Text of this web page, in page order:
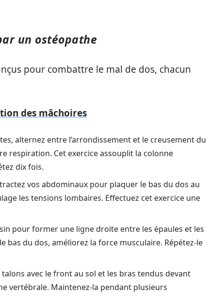
un ostéopathe
pour combattre le mal de dos, chacun
des mâchoires
alternez entre l’arrondissement et le creusement du
respiration. Cet exercice assouplit la colonne
dix fois.
vos abdominaux pour plaquer le bas du dos au
les tensions lombaires. Effectuez cet exercice une
pour former une ligne droite entre les épaules et les
bas du dos, améliorez la force musculaire. Répétez-le
talons avec le front au sol et les bras tendus devant
vertébrale. Maintenez-la pendant plusieurs